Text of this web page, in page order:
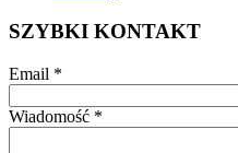
SZYBKI KONTAKT
Email *
Wiadomość *